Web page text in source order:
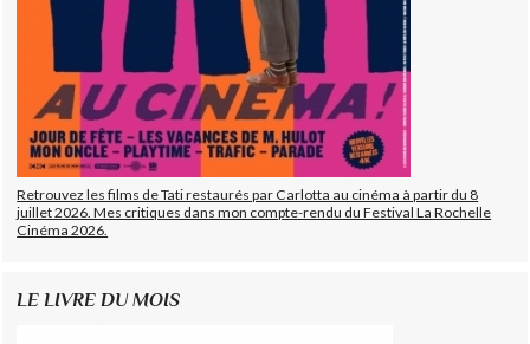
Retrouvez les films de Tati restaurés par Carlotta au cinéma à partir du 8
juillet 2026. Mes critiques dans mon compte-rendu du Festival La Rochelle
Cinéma 2026.
LE LIVRE DU MOIS